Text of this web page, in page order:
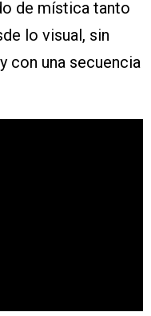
de mística tanto
lo visual, sin
con una secuencia